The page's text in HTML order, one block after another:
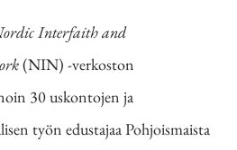
Interfaith and
(NIN) -verkoston
30 uskontojen ja
työn edustajaa Pohjoismaista